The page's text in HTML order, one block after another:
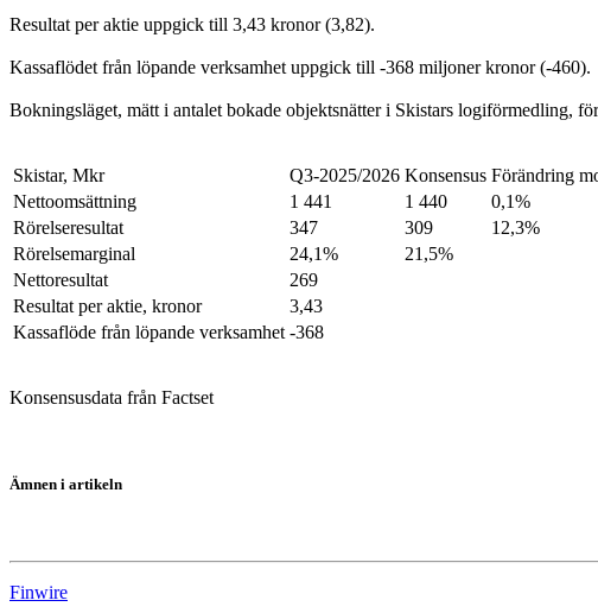
Resultat per aktie uppgick till 3,43 kronor (3,82).
Kassaflödet från löpande verksamhet uppgick till -368 miljoner kronor (-460).
Bokningsläget, mätt i antalet bokade objektsnätter i Skistars logiförmedling,
Skistar, Mkr Q3-2025/2026 Konsensus Förändring
Nettoomsättning
1 441 1 440 0,1%
Rörelseresultat
347 309 12,3%
Rörelsemarginal
24,1% 21,5%
Nettoresultat
269
Resultat per aktie, kronor
3,43
Kassaflöde från löpande verksamhet -368
Konsensusdata från Factset
Ämnen i artikeln
Finwire